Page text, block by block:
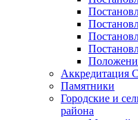
Аккредитация
Памятники
Городские и
района